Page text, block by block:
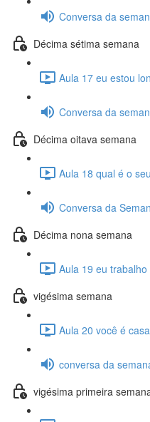
Conversa da
Décima sétima semana
Aula 17 eu estou
Conversa da
Décima oitava semana
Aula 18 qual é o
Conversa da
Décima nona semana
Aula 19 eu
vigésima semana
Aula 20 você é
conversa da
vigésima primeira